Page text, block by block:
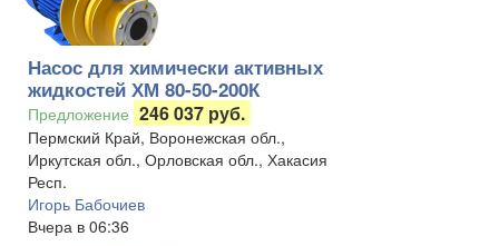
Насос для химически активных
жидкостей ХМ 80-50-200К
Предложение 246 037 руб.
Пермский Край, Воронежская обл.,
Иркутская обл., Орловская обл., Хакасия
Респ.
Игорь Бабочиев
Вчера в 06:36